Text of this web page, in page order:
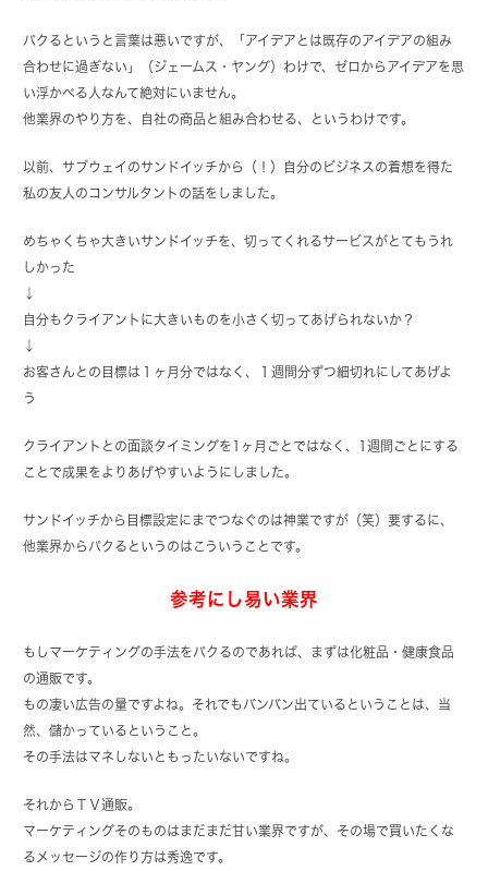
パクるというと言葉は悪いですが、「アイデアとは既存のアイデアの組み
合わせに過ぎない」（ジェームス・ヤング）わけで、ゼロからアイデアを思
い浮かべる人なんて絶対にいません。
他業界のやり方を、自社の商品と組み合わせる、というわけです。
以前、サブウェイのサンドイッチから（！）自分のビジネスの着想を得た
私の友人のコンサルタントの話をしました。
めちゃくちゃ大きいサンドイッチを、切ってくれるサービスがとてもうれ
しかった
↓
自分もクライアントに大きいものを小さく切ってあげられないか？
↓
お客さんとの目標は１ヶ月分ではなく、１週間分ずつ細切れにしてあげよ
う
クライアントとの面談タイミングを1ヶ月ごとではなく、1週間ごとにする
ことで成果をよりあげやすいようにしました。
サンドイッチから目標設定にまでつなぐのは神業ですが（笑）要するに、
他業界からパクるというのはこういうことです。
参考にし易い業界
もしマーケティングの手法をパクるのであれば、まずは化粧品・健康食品
の通販です。
もの凄い広告の量ですよね。それでもバンバン出ているということは、当
然、儲かっているということ。
その手法はマネしないともったいないですね。
それからＴＶ通販。
マーケティングそのものはまだまだ甘い業界ですが、その場で買いたくな
るメッセージの作り方は秀逸です。